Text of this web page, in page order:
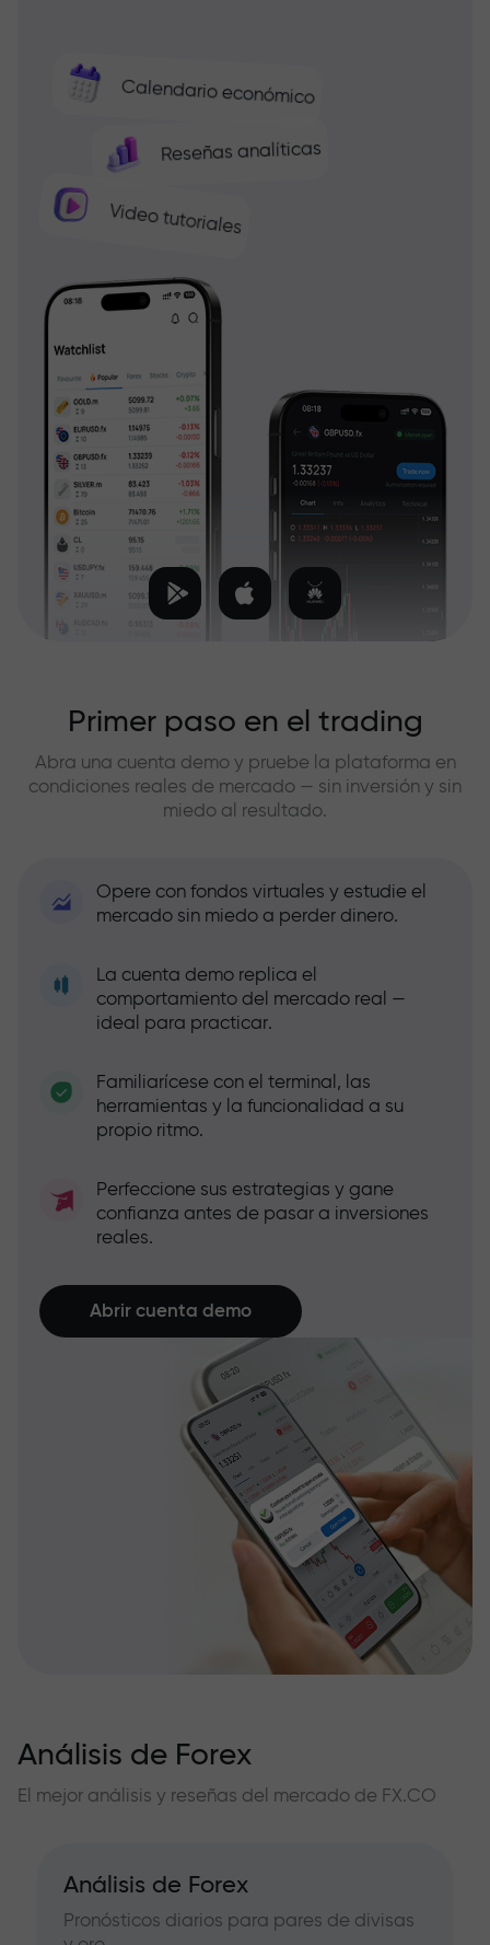
Calendario económico
Reseñas analíticas
Video tutoriales
Primer paso en el trading
Abra una cuenta demo y pruebe la plataforma en
condiciones reales de mercado — sin inversión y sin
miedo al resultado.
Opere con fondos virtuales y estudie el
mercado sin miedo a perder dinero.
La cuenta demo replica el
comportamiento del mercado real —
ideal para practicar.
Familiarícese con el terminal, las
herramientas y la funcionalidad a su
propio ritmo.
Perfeccione sus estrategias y gane
confianza antes de pasar a inversiones
reales.
Abrir cuenta demo
Análisis de Forex
El mejor análisis y reseñas del mercado de FX.CO
Análisis de Forex
Pronósticos diarios para pares de divisas